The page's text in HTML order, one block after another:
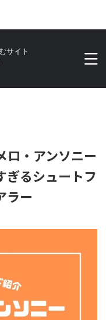
サイト
ロ・アンソニー
ぎるシュートフ
ラー